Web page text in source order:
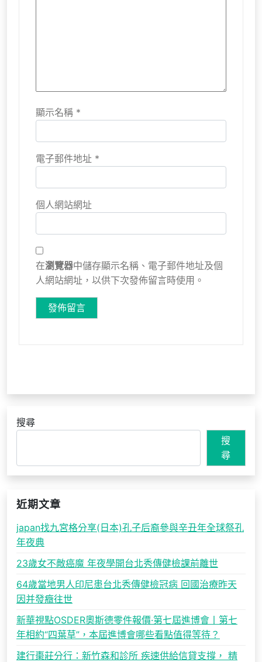
顯示名稱 *
電子郵件地址 *
個人網站網址
在瀏覽器中儲存顯示名稱、電子郵件地址及個
人網站網址，以供下次發佈留言時使用。
搜尋
搜
尋
近期文章
japan找九宮格分享(日本)孔子后裔參與辛丑年全球祭孔
年夜典
23歲女不敵癌魔 年夜學開台北秀傳健檢課前離世
64歲當地男人印尼患台北秀傳健檢冠病 回國治療昨天
因并發癥往世
新華視點OSDER奧斯德零件報價·第七屆進博會丨第七
年相約“四葉草”，本屆進博會哪些看點值得等待？
建行棗莊分行：新竹森和診所 疾速供給信貸支撐， 精